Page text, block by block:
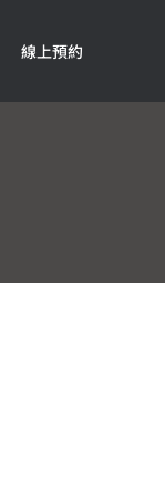
線上預約